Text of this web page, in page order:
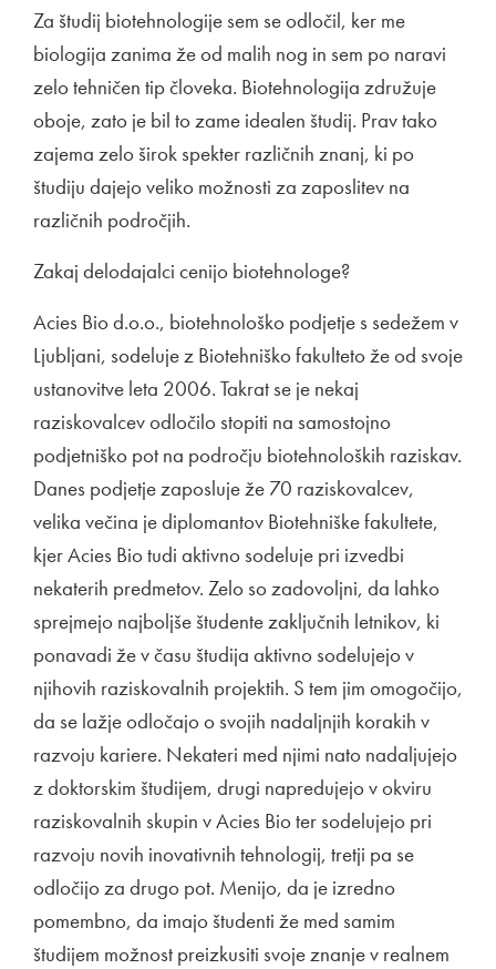
Za študij biotehnologije sem se odločil, ker me
biologija zanima že od malih nog in sem po naravi
zelo tehničen tip človeka. Biotehnologija združuje
oboje, zato je bil to zame idealen študij. Prav tako
zajema zelo širok spekter različnih znanj, ki po
študiju dajejo veliko možnosti za zaposlitev na
različnih področjih.
Zakaj delodajalci cenijo biotehnologe?
Acies Bio d.o.o., biotehnološko podjetje s sedežem v
Ljubljani, sodeluje z Biotehniško fakulteto že od svoje
ustanovitve leta 2006. Takrat se je nekaj
raziskovalcev odločilo stopiti na samostojno
podjetniško pot na področju biotehnoloških raziskav.
Danes podjetje zaposluje že 70 raziskovalcev,
velika večina je diplomantov Biotehniške fakultete,
kjer Acies Bio tudi aktivno sodeluje pri izvedbi
nekaterih predmetov. Zelo so zadovoljni, da lahko
sprejmejo najboljše študente zaključnih letnikov, ki
ponavadi že v času študija aktivno sodelujejo v
njihovih raziskovalnih projektih. S tem jim omogočijo,
da se lažje odločajo o svojih nadaljnjih korakih v
razvoju kariere. Nekateri med njimi nato nadaljujejo
z doktorskim študijem, drugi napredujejo v okviru
raziskovalnih skupin v Acies Bio ter sodelujejo pri
razvoju novih inovativnih tehnologij, tretji pa se
odločijo za drugo pot. Menijo, da je izredno
pomembno, da imajo študenti že med samim
študijem možnost preizkusiti svoje znanje v realnem